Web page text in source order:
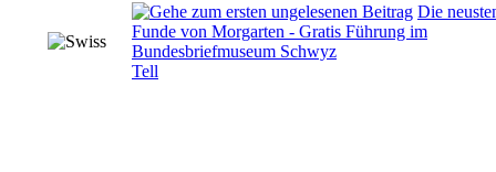
Die
Funde von Morgarten - Gratis Führung im
Bundesbriefmuseum Schwyz
Tell